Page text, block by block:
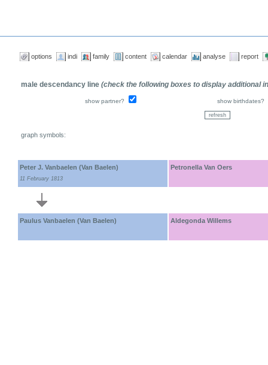
options indi family content calendar analyse report
male descendancy line (check the following boxes to display additional
show partner? show birthdates?
graph symbols:
Peter J. Vanbaelen (Van Baelen)
11 February 1813
Petronella Van Oers
Paulus Vanbaelen (Van Baelen) Aldegonda Willems